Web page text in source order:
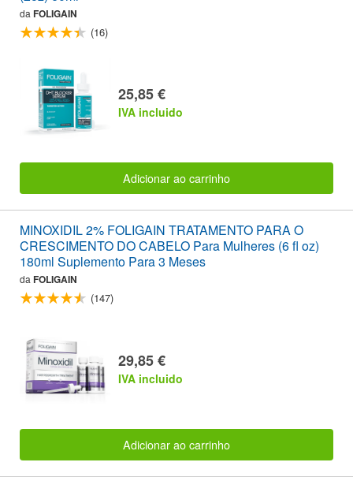
da FOLIGAIN
(16)
25,85 €
IVA incluido
Adicionar ao carrinho
MINOXIDIL 2% FOLIGAIN TRATAMENTO PARA O
CRESCIMENTO DO CABELO Para Mulheres (6 fl oz)
180ml Suplemento Para 3 Meses
daFOLIGAIN
(147)
29,85 €
IVA incluido
Adicionar ao carrinho